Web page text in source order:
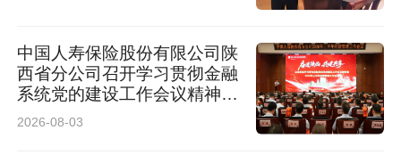
中国人寿保险股份有限公司陕
西省分公司召开学习贯彻金融
系统党的建设工作会议精神暨
2026年上半年经营管理工作
2026-08-03